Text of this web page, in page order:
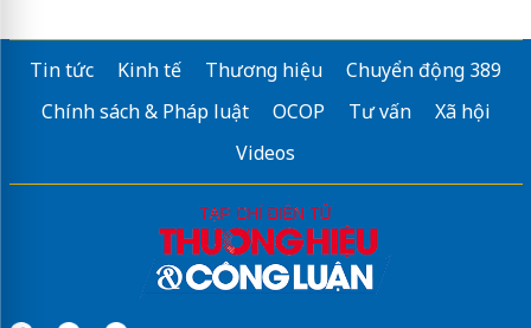
Tin tức Kinh tế Thương hiệu
Chuyển động 389
Chính sách & Pháp luật
OCOP Tư vấn
Xã hội
Videos